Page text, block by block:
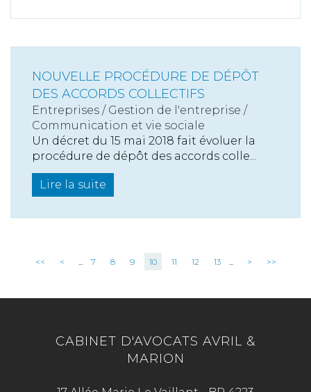
NOUVELLE PROCÉDURE DE DÉPÔT
DES ACCORDS COLLECTIFS
Entreprises / Gestion de l'entreprise /
Communication et vie sociale
Un décret du 15 mai 2018 fait évoluer la
procédure de dépôt des accords colle...
Lire la suite
<< < ... 7 8 9 10 11 12 13 ... > >>
CABINET D'AVOCATS AVRIL &
MARION